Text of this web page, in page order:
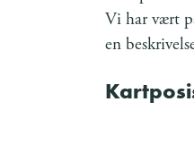
Vi har vært
en